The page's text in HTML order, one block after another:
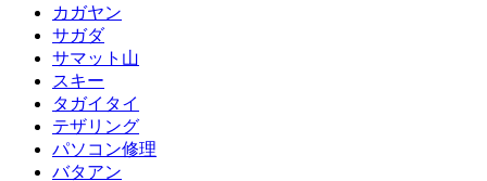
カガヤン
サガダ
サマット山
スキー
タガイタイ
テザリング
パソコン修理
バタアン